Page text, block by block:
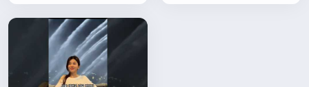
#newmusic #music #여행